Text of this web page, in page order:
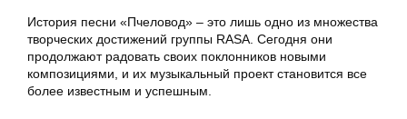
История песни «Пчеловод» – это лишь одно из множества
творческих достижений группы RASA. Сегодня они
продолжают радовать своих поклонников новыми
композициями, и их музыкальный проект становится все
более известным и успешным.